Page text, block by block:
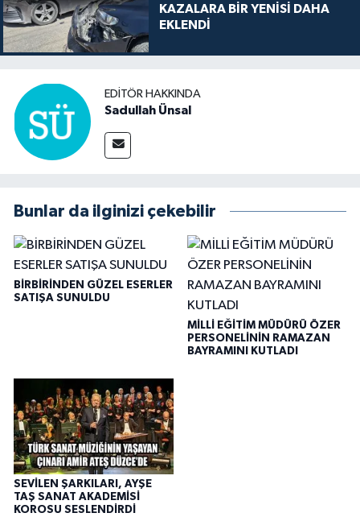
KAZALARA BİR YENİSİ DAHA
EKLENDİ
EDITÖR HAKKINDA
Sadullah Ünsal
Bunlar da ilginizi çekebilir
BİRBİRİNDEN GÜZEL ESERLER
SATIŞA SUNULDU
MİLLİ EĞİTİM MÜDÜRÜ ÖZER
PERSONELİNİN RAMAZAN
BAYRAMINI KUTLADI
SEVİLEN ŞARKILARI, AYŞE
TAŞ SANAT AKADEMİSİ
KOROSU SESLENDİRDİ